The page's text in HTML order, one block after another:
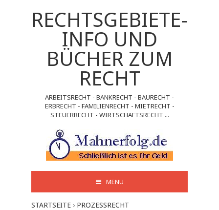
RECHTSGEBIETE-
INFO UND
BÜCHER ZUM
RECHT
ARBEITSRECHT - BANKRECHT - BAURECHT -
ERBRECHT - FAMILIENRECHT - MIETRECHT -
STEUERRECHT - WIRTSCHAFTSRECHT ...
MENU
STARTSEITE › PROZESSRECHT